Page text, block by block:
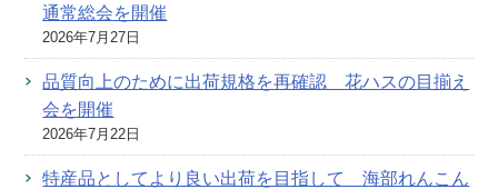
通常総会を開催
2026年7月27日
品質向上のために出荷規格を再確認 花ハスの目揃え
会を開催
2026年7月22日
特産品としてより良い出荷を目指して 海部れんこん